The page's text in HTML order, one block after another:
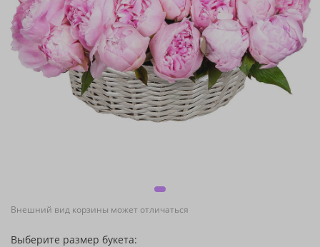
Внешний вид корзины может отличаться
Выберите размер букета: